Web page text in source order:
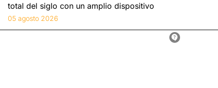
total del siglo con un amplio dispositivo
05 agosto 2026